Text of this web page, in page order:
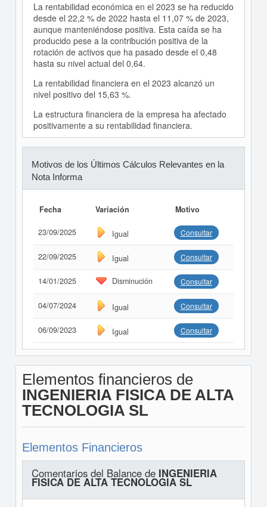
La rentabilidad económica en el 2023 se ha reducido
desde el 22,2 % de 2022 hasta el 11,07 % de 2023,
aunque manteniéndose positiva. Esta caída se ha
producido pese a la contribución positiva de la
rotación de activos que ha pasado desde el 0,48
hasta su nivel actual del 0,64.
La rentabilidad financiera en el 2023 alcanzó un
nivel positivo del 15,63 %.
La estructura financiera de la empresa ha afectado
positivamente a su rentabilidad financiera.
Motivos de los Últimos Cálculos Relevantes en la
Nota Informa
Fecha Variación Motivo
23/09/2025 Igual Consultar
22/09/2025 Igual Consultar
14/01/2025 Disminución Consultar
04/07/2024 Igual Consultar
06/09/2023 Igual Consultar
Elementos financieros de
INGENIERIA FISICA DE ALTA
TECNOLOGIA SL
Elementos Financieros
Comentarios del Balance de INGENIERIA
FISICA DE ALTA TECNOLOGIA SL